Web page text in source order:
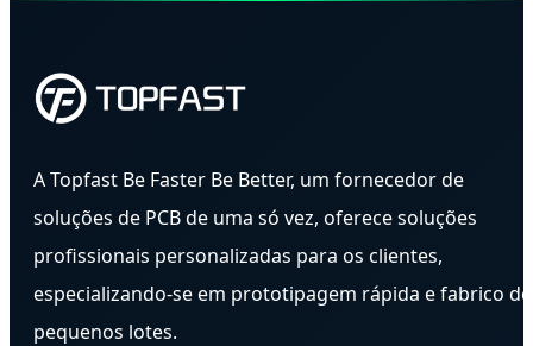
A Topfast Be Faster Be Better, um fornecedor de
soluções de PCB de uma só vez, oferece soluções
profissionais personalizadas para os clientes,
especializando-se em prototipagem rápida e fabrico de
pequenos lotes.